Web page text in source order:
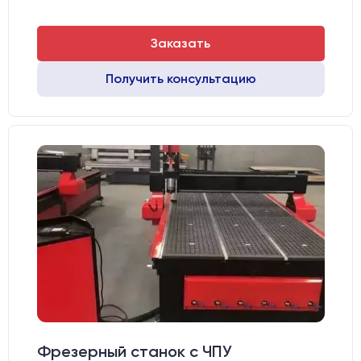
Заказать
Получить консультацию
Фрезерный станок с ЧПУ